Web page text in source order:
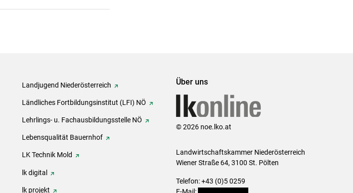
Landjugend Niederösterreich
Ländliches Fortbildungsinstitut (LFI) NÖ
Lehrlings- u. Fachausbildungsstelle NÖ
Lebensqualität Bauernhof
LK Technik Mold
lk digital
lk projekt
Über uns
© 2026 noe.lko.at
Landwirtschaftskammer Niederösterreich
Wiener Straße 64, 3100 St. Pölten
Telefon: +43 (0)5 0259
E-Mail: